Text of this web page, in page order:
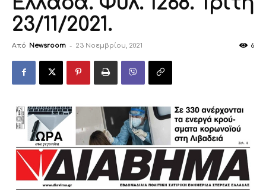
23/11/2021.
Από Newsroom - 23 Νοεμβρίου, 2021 6